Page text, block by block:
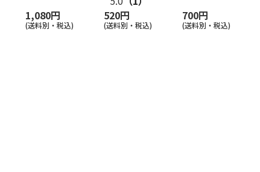
1,080円
(送料別・税込)
520円
(送料別・税込)
700円
(送料別・税込)